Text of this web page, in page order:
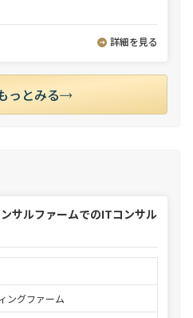
詳細を見る
っとみる
サルファームでのITコンサル
ングファーム